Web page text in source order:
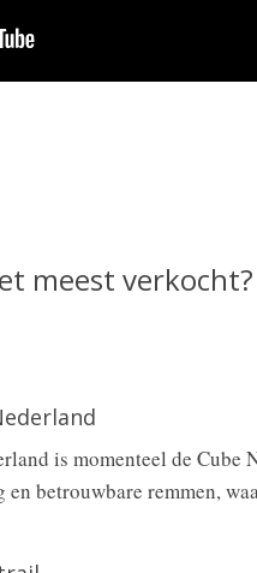
meest verkocht?
is momenteel de Cube
betrouwbare remmen,